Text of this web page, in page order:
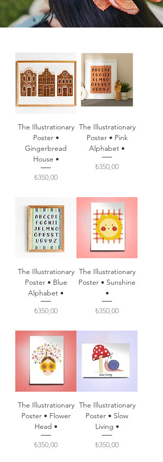
The Illustrationary
Poster •
Gingerbread
House •
Fiyat
₺350,00
The Illustrationary
Poster • Pink
Alphabet •
Fiyat
₺350,00
The Illustrationary
Poster • Blue
Alphabet •
Fiyat
₺350,00
The Illustrationary
Poster • Sunshine
•
Fiyat
₺350,00
The Illustrationary
Poster • Flower
Head •
Fiyat
₺350,00
The Illustrationary
Poster • Slow
Living •
Fiyat
₺350,00